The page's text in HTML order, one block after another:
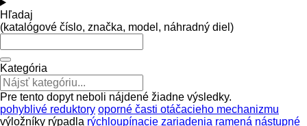
Hľadaj
(katalógové číslo, značka, model, náhradný diel)
Kategória
Pre tento dopyt neboli nájdené žiadne výsledky.
pohyblivé reduktory oporné časti otáčacieho mechanizmu
výložníky rýpadla rýchloupínacie zariadenia ramená nástupné